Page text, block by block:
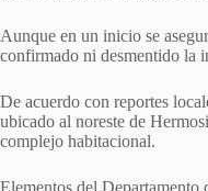
Aunque en un inicio se
confirmado ni desmentido la
De acuerdo con reportes
ubicado al noreste de
complejo habitacional.
Elementos del Departamento